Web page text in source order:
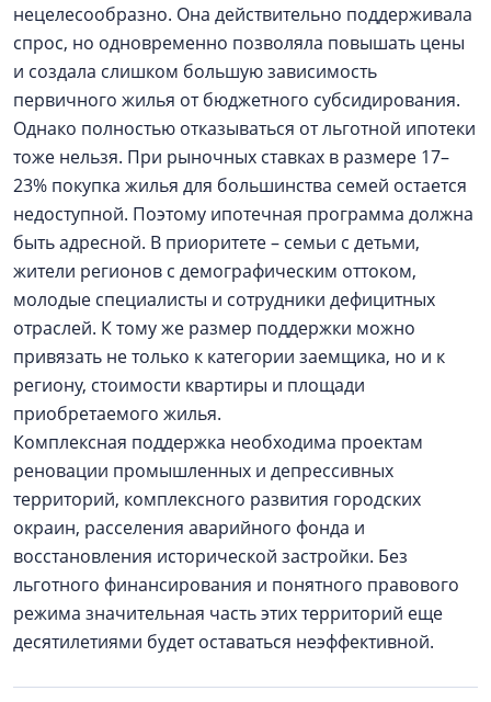
нецелесообразно. Она действительно поддерживала
спрос, но одновременно позволяла повышать цены
и создала слишком большую зависимость
первичного жилья от бюджетного субсидирования.
Однако полностью отказываться от льготной ипотеки
тоже нельзя. При рыночных ставках в размере 17–
23% покупка жилья для большинства семей остается
недоступной. Поэтому ипотечная программа должна
быть адресной. В приоритете – семьи с детьми,
жители регионов с демографическим оттоком,
молодые специалисты и сотрудники дефицитных
отраслей. К тому же размер поддержки можно
привязать не только к категории заемщика, но и к
региону, стоимости квартиры и площади
приобретаемого жилья.
Комплексная поддержка необходима проектам
реновации промышленных и депрессивных
территорий, комплексного развития городских
окраин, расселения аварийного фонда и
восстановления исторической застройки. Без
льготного финансирования и понятного правового
режима значительная часть этих территорий еще
десятилетиями будет оставаться неэффективной.